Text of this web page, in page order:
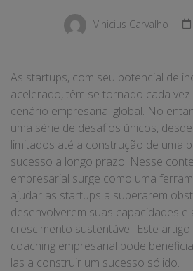
Vinicius Carvalho
As startups, com seu potencial de
acelerado, têm se tornado cada
cenário empresarial global. No
uma série de desafios únicos,
limitados até a construção de uma
sucesso a longo prazo. Nesse
empresarial surge como uma
ajudar as startups a superarem
desenvolverem suas capacidades e
crescimento sustentável. Este
coaching empresarial pode
las a construir um sucesso sólido.